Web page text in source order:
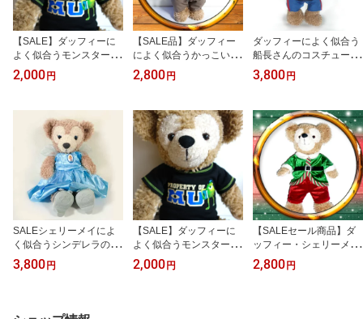
【SALE】ダッフィーに
よく似合うモンスター
ズ・ユニバーシティモン
スターズインクブラック
2,000 円
【SALE品】ダッフィー
によく似合うかっこいい
パイロットのコスチュー
ム
2,800 円
ダッフィーによく似合う
船長さんのコスチューム
キャプテン
3,800 円
SALEシェリーメイによ
く似合うシンデレラのコ
スチュームダッフィー、
ジェラトーニのお友達デ
3,800 円
【SALE】ダッフィーに
よく似合うモンスター
ズ・ユニバーシティモン
スターズインクブラック
2,000 円
【SALEセール商品】ダ
ッフィー・シェリーメイ
によく似合うクリスマス
限定コスチューム♪【YD
2,800 円